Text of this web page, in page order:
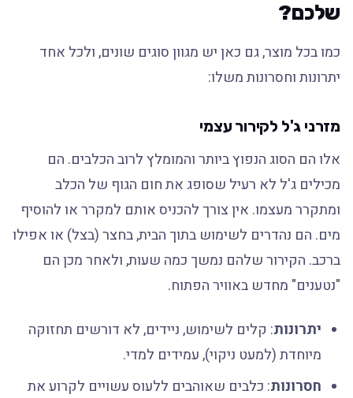
שלכם?
כמו בכל מוצר, גם כאן יש מגוון סוגים שונים, ולכל אחד
יתרונות וחסרונות משלו:
מזרני ג'ל לקירור עצמי
אלו הם הסוג הנפוץ ביותר והמומלץ לרוב הכלבים. הם
מכילים ג'ל לא רעיל שסופג את חום הגוף של הכלב
ומתקרר מעצמו. אין צורך להכניס אותם למקרר או להוסיף
מים. הם נהדרים לשימוש בתוך הבית, בחצר (בצל) או אפילו
ברכב. הקירור שלהם נמשך כמה שעות, ולאחר מכן הם
"נטענים" מחדש באוויר הפתוח.
יתרונות: קלים לשימוש, ניידים, לא דורשים תחזוקה
מיוחדת (למעט ניקוי), עמידים למדי.
חסרונות: כלבים שאוהבים ללעוס עשויים לקרוע את